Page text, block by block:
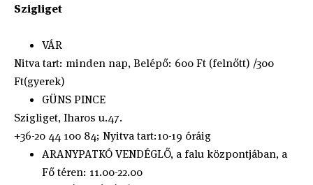
Szigliget
VÁR
Nitva tart: minden nap, Belépő: 600 Ft (felnőtt) /300
Ft(gyerek)
GÜNS PINCE
Szigliget, Iharos u.47.
+36-20 44 100 84; Nyitva tart:10-19 óráig
ARANYPATKÓ VENDÉGLŐ, a falu központjában, a
Fő téren: 11.00-22.00